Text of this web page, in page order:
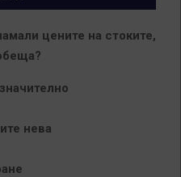
цените на стоките,
нева